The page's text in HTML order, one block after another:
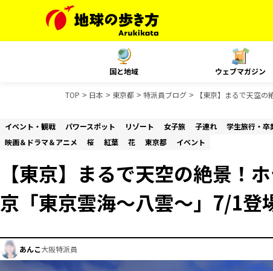
国と地域 ウェブマガジン
TOP 日本 東京都 特派員ブログ 【東京】まるで天空
イベント・観戦 パワースポット リゾート 女子旅 子連れ 学生旅行・卒
映画＆ドラマ＆アニメ
桜 紅葉 花 東京都 イベント
【東京】まるで天空の絶景！
京「東京雲海～八雲～」7/1登
あんこ大阪特派員